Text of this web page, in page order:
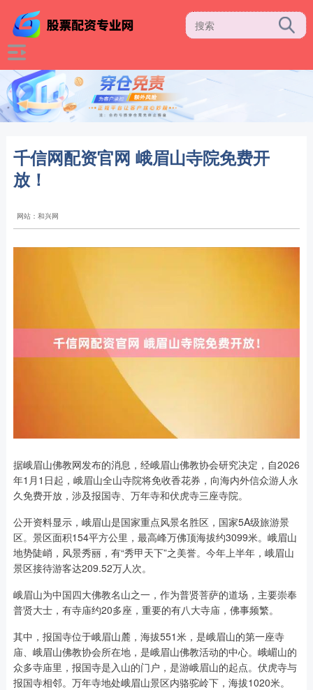
千信网配资官网 峨眉山寺院免费开
放！
网站：和兴网
据峨眉山佛教网发布的消息，经峨眉山佛教协会研究决定，自2026
年1月1日起，峨眉山全山寺院将免收香花券，向海内外信众游人永
久免费开放，涉及报国寺、万年寺和伏虎寺三座寺院。
公开资料显示，峨眉山是国家重点风景名胜区，国家5A级旅游景
区。景区面积154平方公里，最高峰万佛顶海拔约3099米。峨眉山
地势陡峭，风景秀丽，有“秀甲天下”之美誉。今年上半年，峨眉山
景区接待游客达209.52万人次。
峨眉山为中国四大佛教名山之一，作为普贤菩萨的道场，主要崇奉
普贤大士，有寺庙约20多座，重要的有八大寺庙，佛事频繁。
其中，报国寺位于峨眉山麓，海拔551米，是峨眉山的第一座寺
庙、峨眉山佛教协会所在地，是峨眉山佛教活动的中心。峨嵋山的
众多寺庙里，报国寺是入山的门户，是游峨眉山的起点。伏虎寺与
报国寺相邻。万年寺地处峨眉山景区内骆驼岭下，海拔1020米。